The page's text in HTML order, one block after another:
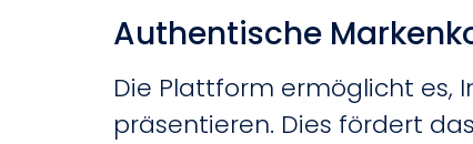
Authentische
Die Plattform ermöglicht es,
präsentieren. Dies fördert